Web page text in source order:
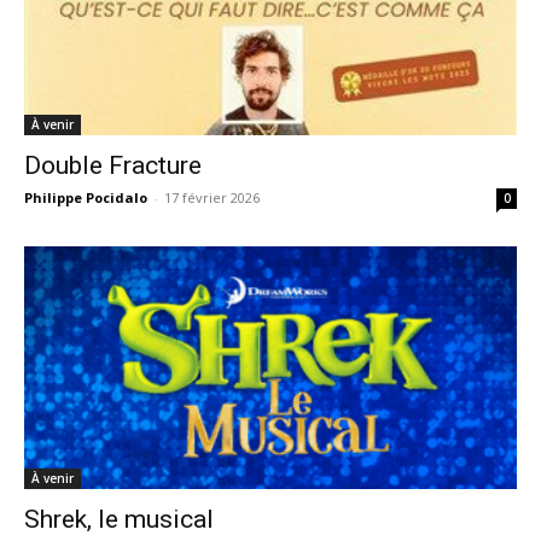
À venir
Double Fracture
Philippe Pocidalo - 17 février 2026 0
À venir
Shrek, le musical